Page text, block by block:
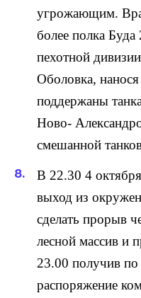
угрожающим.
более полка
пехотной
Оболовка,
поддержаны
Ново-
смешанной
В 22.30 4
выход из
сделать прорыв
лесной массив и
23.00 получив по
распоряжение